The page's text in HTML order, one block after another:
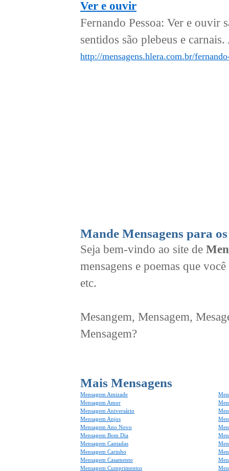
Ver e ouvir
Fernando Pessoa: Ver e ouvir
sentidos são plebeus e
http://mensagens.hlera.com.br/
Mande Mensagens para
Seja bem-vindo ao site de
mensagens e poemas que
etc.
Mesangem, Mensagem,
Mensagem?
Mais Mensagens
Mensagem Amizade
Mensagem Amor
Mensagem Aniversário
Mensagem Anjos
Mensagem Ano Novo
Mensagem Bom Dia
Mensagem Cantadas
Mensagem Carinho
Mensagem Casamento
Mensagem Cumprimentos